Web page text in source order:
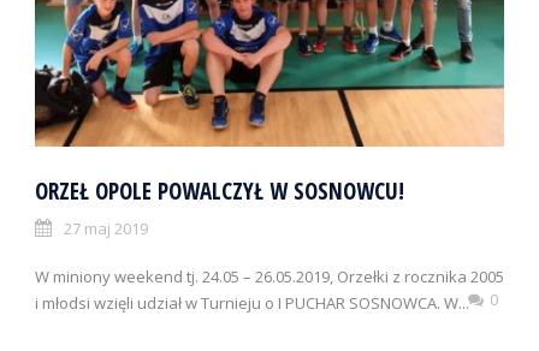
ORZEŁ OPOLE POWALCZYŁ W SOSNOWCU!
27 maj 2019
W miniony weekend tj. 24.05 – 26.05.2019, Orzełki z rocznika 2005
i młodsi wzięli udział w Turnieju o I PUCHAR SOSNOWCA. W...
0